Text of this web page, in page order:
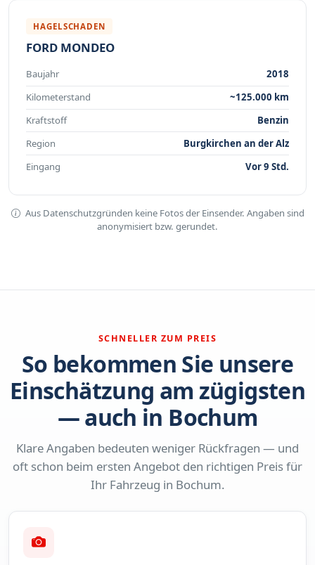
HAGELSCHADEN
FORD MONDEO
Baujahr
2018
Kilometerstand
~125.000 km
Kraftstoff
Benzin
Region
Burgkirchen an der Alz
Eingang
Vor 9 Std.
Aus Datenschutzgründen keine Fotos der Einsender. Angaben sind
anonymisiert bzw. gerundet.
SCHNELLER ZUM PREIS
So bekommen Sie unsere
Einschätzung am zügigsten
— auch in Bochum
Klare Angaben bedeuten weniger Rückfragen — und
oft schon beim ersten Angebot den richtigen Preis für
Ihr Fahrzeug in Bochum.